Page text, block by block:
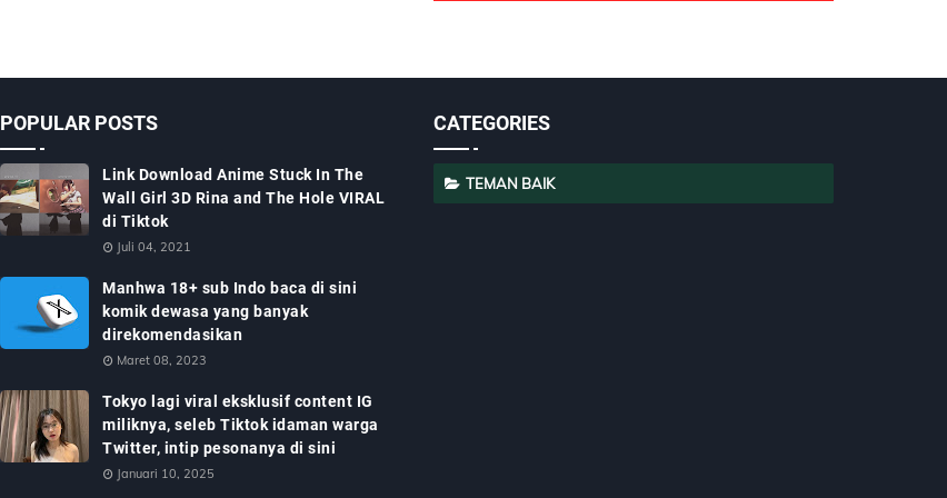
POPULAR POSTS
Link Download Anime Stuck In The
Wall Girl 3D Rina and The Hole VIRAL
di Tiktok
Juli 04, 2021
Manhwa 18+ sub Indo baca di sini
komik dewasa yang banyak
direkomendasikan
Maret 08, 2023
Tokyo lagi viral eksklusif content IG
miliknya, seleb Tiktok idaman warga
Twitter, intip pesonanya di sini
Januari 10, 2025
CATEGORIES
TEMAN BAIK